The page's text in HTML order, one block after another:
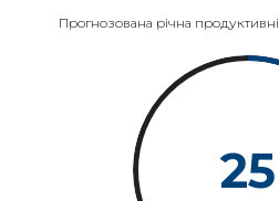
Прогнозована річна
25